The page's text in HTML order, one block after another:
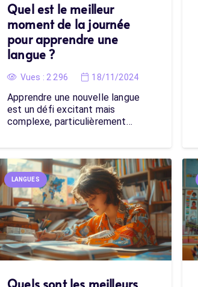
Quel est le meilleur
moment de la journée
pour apprendre une
langue ?
Vues : 2 296 18/11/2024
Apprendre une nouvelle langue
est un défi excitant mais
complexe, particulièrement…
LANGUES